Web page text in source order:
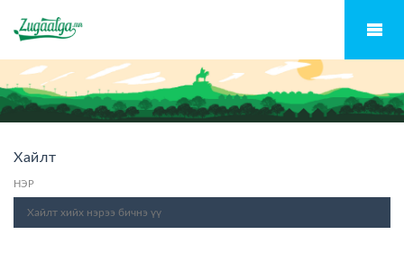
Хайлт
НЭР